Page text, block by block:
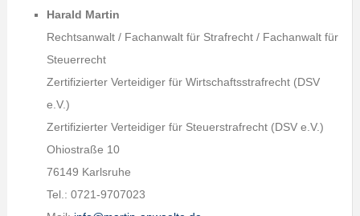
Harald Martin
Rechtsanwalt / Fachanwalt für Strafrecht / Fachanwalt für
Steuerrecht
Zertifizierter Verteidiger für Wirtschaftsstrafrecht (DSV
e.V.)
Zertifizierter Verteidiger für Steuerstrafrecht (DSV e.V.)
Ohiostraße 10
76149 Karlsruhe
Tel.: 0721-9707023